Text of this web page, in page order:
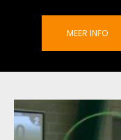
MEER INFO